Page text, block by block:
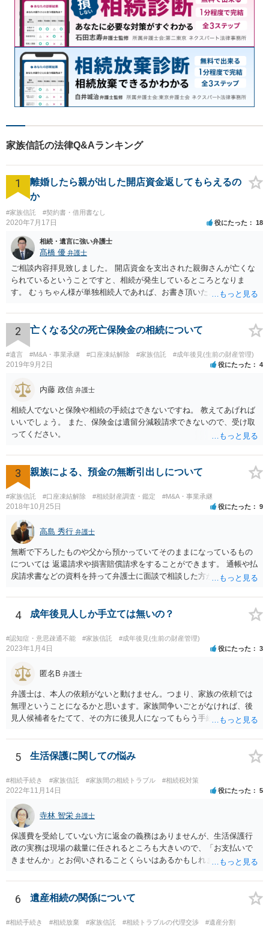
家族信託の法律Q&Aランキング
1
離婚したら親が出した開店資金返してもらえるの
か
#家族信託 #契約書・借用書なし
2020年7月17日 役にたった 18
相続・遺言に強い弁護士
髙橋 優 弁護士
ご相談内容拝見致しました。 開店資金を支出された親御さんが亡くな
られているということですと、相続が発生しているところとなりま
す。 むぅちゃん様が単独相続人であれば、お書き頂いたような方法で
相続人おられるということであれば、他の相続人との協議が必要とな
るところです。 また、当該点とは別にご主人から貸付ではなく贈与で
あると主張される可能性がございます。 その場合には、貸付であるこ
とを伺わせる事情をどれだけ積み重ねることが出来るか、というとこ
ろとなります。 返済の事実や、返済を約束するメール等です。 金額の
おく方が宜しいかと思います。 緊急という訳ではないかと思います
が、事前準備が早い方が有効な手段が増える傾向にありますので、早
目に弁護士を入れられることを御検討頂くと良いかと思います。
2 亡くなる父の死亡保険金の相続について
#遺言 #M&A・事業承継 #口座凍結解除 #家族信託 #成年後見(生前の財産管理)
2019年9月2日 役にたった 4
内藤 政信 弁護士
相続人でないと保険や相続の手続はできないですね。 教えてあげれば
いいでしょう。 また、保険金は遺留分減殺請求できないので、受け取
ってください。
3 親族による、預金の無断引出しについて
#家族信託 #口座凍結解除 #相続財産調査・鑑定 #M&A・事業承継
2018年10月25日 役にたった 9
高島 秀行 弁護士
無断で下ろしたものや父から預かっていてそのままになっているもの
については 返還請求や損害賠償請求をすることができます。 通帳や払
戻請求書などの資料を持って弁護士に面談で相談した方がよいと思い
4 成年後見人しか手立ては無いの？
#認知症・意思疎通不能 #家族信託 #成年後見(生前の財産管理)
2023年1月4日 役にたった 3
匿名B 弁護士
弁護士は、本人の依頼がないと動けません。つまり、家族の依頼では
無理ということになるかと思います。家族間争いごとがなければ、後
見人候補者をたてて、その方に後見人になってもらう手続をすすめた
5 生活保護に関しての悩み
#相続手続き #家族信託 #家族間の相続トラブル #相続税対策
2022年11月14日 役にたった 5
寺林 智栄 弁護士
保護費を受給していない方に返金の義務はありませんが、生活保護行
政の実務は現場の裁量に任されるところも大きいので、「お支払いで
きませんか」とお伺いされることくらいはあるかもしれません。 通報
考えてご判断いただくのが良いと思います。
6 遺産相続の関係について
#相続手続き #相続放棄 #家族信託 #相続トラブルの代理交渉 #遺産分割